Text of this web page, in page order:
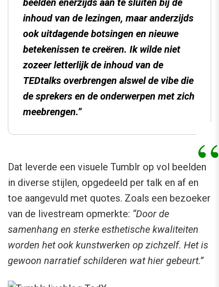
beelden enerzijds aan te sluiten bij de
inhoud van de lezingen, maar anderzijds
ook uitdagende botsingen en nieuwe
betekenissen te creëren. Ik wilde niet
zozeer letterlijk de inhoud van de
TEDtalks overbrengen alswel de vibe die
de sprekers en de onderwerpen met zich
meebrengen.”
Dat leverde een visuele Tumblr op vol beelden
in diverse stijlen, opgedeeld per talk en af en
toe aangevuld met quotes. Zoals een bezoeker
van de livestream opmerkte: “Door de
samenhang en sterke esthetische kwaliteiten
worden het ook kunstwerken op zichzelf. Het is
gewoon narratief schilderen wat hier gebeurt.”